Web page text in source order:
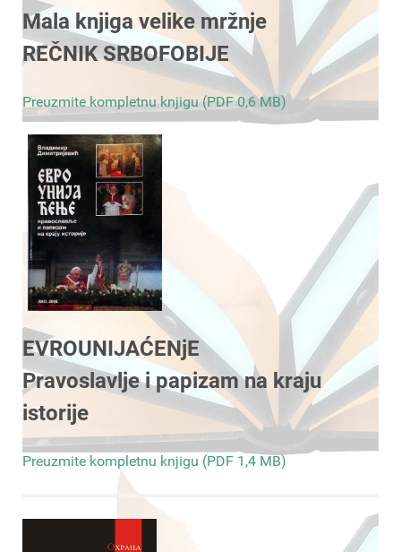
Mala knjiga velike mržnje
REČNIK SRBOFOBIJE
Preuzmite kompletnu knjigu (PDF 0,6 MB)
EVROUNIJAĆENjE
Pravoslavlje i papizam na kraju
istorije
Preuzmite kompletnu knjigu (PDF 1,4 MB)